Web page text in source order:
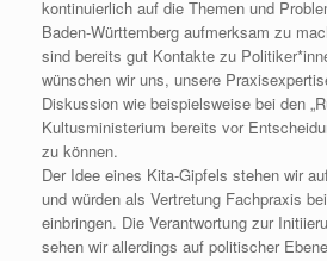
kontinuierlich auf die Themen und
Baden-Württemberg aufmerksam zu
sind bereits gut Kontakte zu
wünschen wir uns, unsere
Diskussion wie beispielsweise bei den
Kultusministerium bereits vor
zu können.
Der Idee eines Kita-Gipfels stehen wir
und würden als Vertretung Fachpraxis
einbringen. Die Verantwortung zur
sehen wir allerdings auf politischer